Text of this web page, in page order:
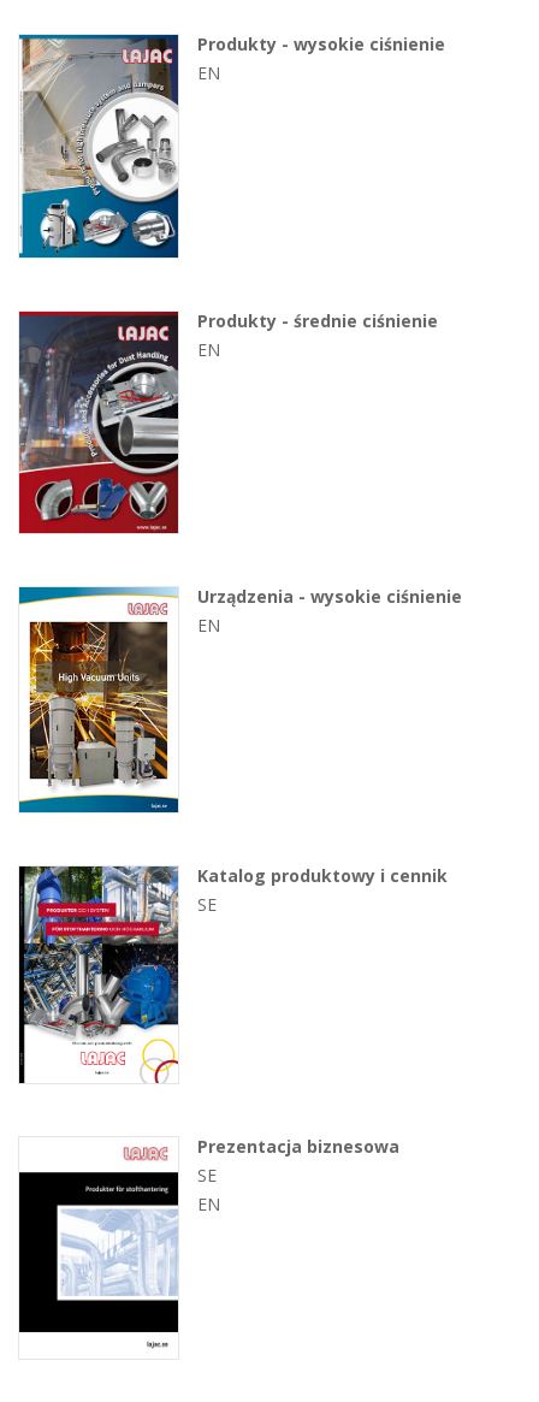
Produkty - wysokie ciśnienie
EN
Produkty - średnie ciśnienie
EN
Urządzenia - wysokie ciśnienie
EN
Katalog produktowy i cennik
SE
Prezentacja biznesowa
SE
EN